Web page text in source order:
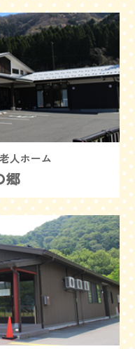
人ホーム
郷